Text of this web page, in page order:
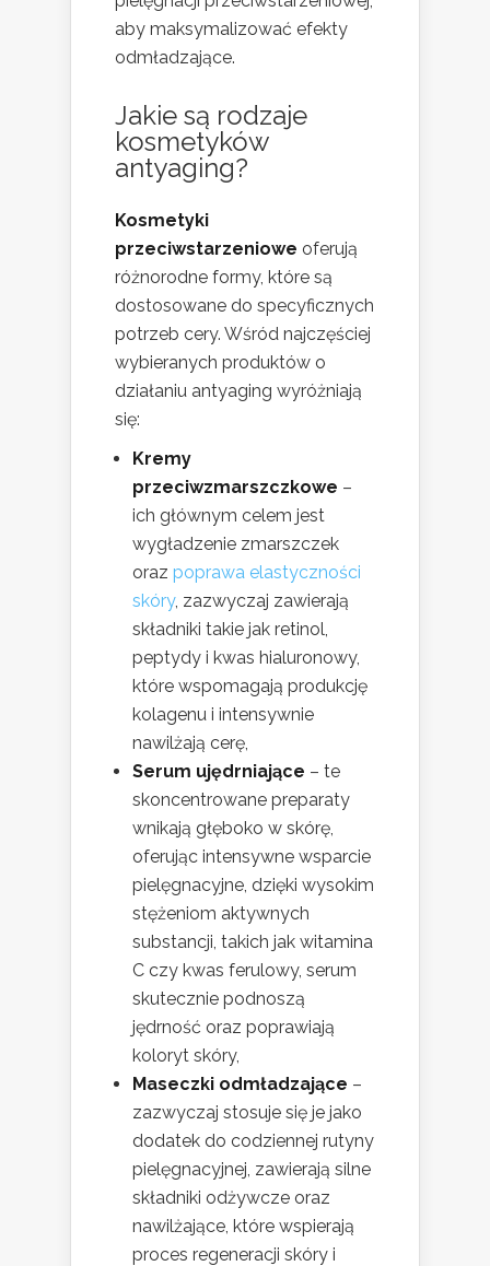
aby maksymalizować efekty
odmładzające.
Jakie są rodzaje
kosmetyków
antyaging?
Kosmetyki
przeciwstarzeniowe oferują
różnorodne formy, które są
dostosowane do specyficznych
potrzeb cery. Wśród najczęściej
wybieranych produktów o
działaniu antyaging wyróżniają
się:
Kremy
przeciwzmarszczkowe –
ich głównym celem jest
wygładzenie zmarszczek
oraz poprawa elastyczności
skóry, zazwyczaj zawierają
składniki takie jak retinol,
peptydy i kwas hialuronowy,
które wspomagają produkcję
kolagenu i intensywnie
nawilżają cerę,
Serum ujędrniające – te
skoncentrowane preparaty
wnikają głęboko w skórę,
oferując intensywne wsparcie
pielęgnacyjne, dzięki wysokim
stężeniom aktywnych
substancji, takich jak witamina
C czy kwas ferulowy, serum
skutecznie podnoszą
jędrność oraz poprawiają
koloryt skóry,
Maseczki odmładzające –
zazwyczaj stosuje się je jako
dodatek do codziennej rutyny
pielęgnacyjnej, zawierają silne
składniki odżywcze oraz
nawilżające, które wspierają
proces regeneracji skóry i